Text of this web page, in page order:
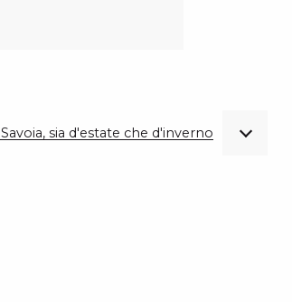
sia d'estate che d'inverno